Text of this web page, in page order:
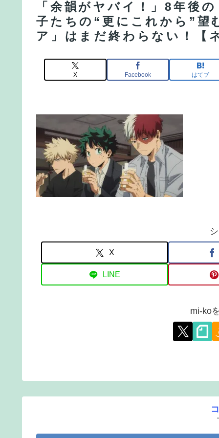
「余韻がヤバイ！」8年後
子たちの“更にこれから”
ア」はまだ終わらない！【
X Facebook はてブ
X
LINE
mi-ko